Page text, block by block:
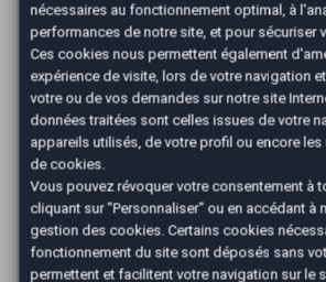
Apport en €
Durée
Mensualité :104,23€/mois*
Recevoir la
*Un crédit vous engage et doit être
nécessaires au fonctionnement optimal, à
performances de notre site, et pour sécuriser
Ces cookies nous permettent également
expérience de visite, lors de votre navigation
votre ou de vos demandes sur notre site
données traitées sont celles issues de votre
appareils utilisés, de votre profil ou encore
de cookies.
Vous pouvez révoquer votre consentement à
cliquant sur "Personnaliser" ou en accédant à
gestion des cookies. Certains cookies
fonctionnement du site sont déposés sans
permettent et facilitent votre navigation sur le